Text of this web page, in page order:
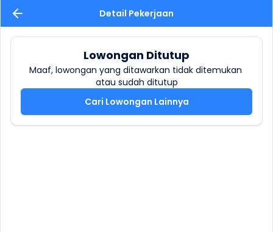
Detail Pekerjaan
Lowongan Ditutup
Maaf, lowongan yang ditawarkan tidak ditemukan
atau sudah ditutup
Cari Lowongan Lainnya